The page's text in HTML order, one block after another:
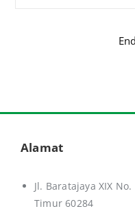
Alamat
Jl. Baratajaya XIX
Timur 60284